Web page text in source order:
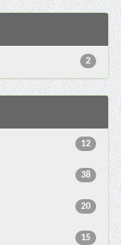
2
12
38
20
15